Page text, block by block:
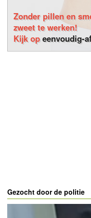
Zonder pillen en
zweet te werken!
Kijk opeenvoudig-
Gezocht door de politie